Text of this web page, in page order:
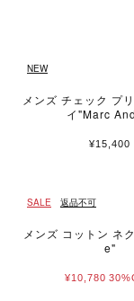
NEW
メンズ チェック プ
イ"Marc
¥15,400
SALE 返品不可
メンズ コットン ネ
e"
¥10,780